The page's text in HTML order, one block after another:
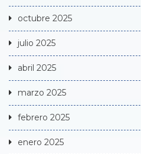
octubre 2025
julio 2025
abril 2025
marzo 2025
febrero 2025
enero 2025